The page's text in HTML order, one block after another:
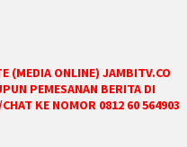
(MEDIA ONLINE) JAMBITV.CO
PEMESANAN BERITA DI
KE NOMOR 0812 60 564903